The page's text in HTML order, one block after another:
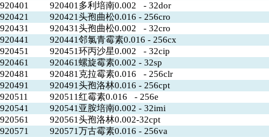
920401
920401多利培南0.002 - 32dor
920421
920421头孢曲松0.016 - 256cro
920431
920431头孢曲松0.002 - 32cro
920441
920441邻氯青霉素0.016 - 256cx
920451
920451环丙沙星0.002 - 32cip
920461
920461螺旋霉素0.002 - 32sp
920481
920481克拉霉素0.016 - 256clr
920491
920491头孢洛林0.016 - 256cpt
920511
920511红霉素0.016 - 256e
920541
920541亚胺培南0.002 - 32imi
920561
920561头孢洛林0.002-32cpt
920571
920571万古霉素0.016 - 256va